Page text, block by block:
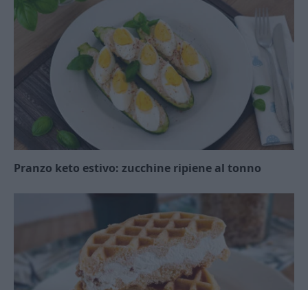
Pranzo keto estivo: zucchine ripiene al tonno